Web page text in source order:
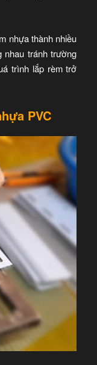
nhựa thành nhiều
nhau tránh trường
trình lắp rèm trở
PVC